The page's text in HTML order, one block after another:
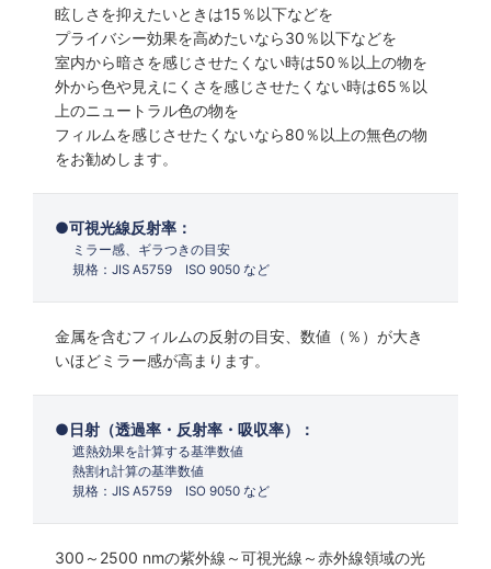
眩しさを抑えたいときは15％以下などを
プライバシー効果を高めたいなら30％以下などを
室内から暗さを感じさせたくない時は50％以上の物を
外から色や見えにくさを感じさせたくない時は65％以
上のニュートラル色の物を
フィルムを感じさせたくないなら80％以上の無色の物
をお勧めします。
可視光線反射率：
ミラー感、ギラつきの目安
規格：JIS A5759 ISO 9050 など
金属を含むフィルムの反射の目安、数値（％）が大き
いほどミラー感が高まります。
日射（透過率・反射率・吸収率）：
遮熱効果を計算する基準数値
熱割れ計算の基準数値
規格：JIS A5759 ISO 9050 など
300～2500 nmの紫外線～可視光線～赤外線領域の光